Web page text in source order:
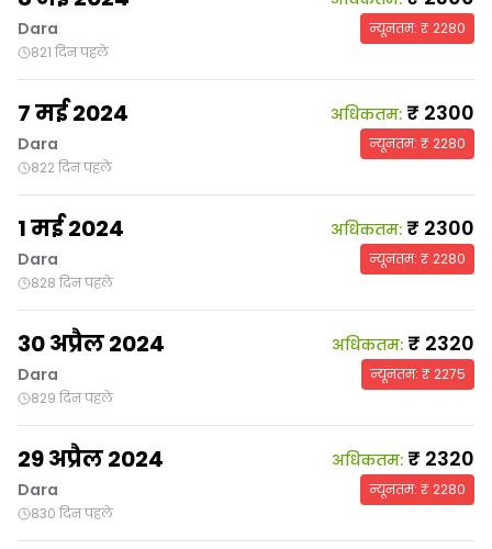
Dara
821 दिन पहले
न्यूनतम: ₹2280
7 मई 2024
Dara
822 दिन पहले
अधिकतम: ₹ 2300
न्यूनतम: ₹2280
1 मई 2024
Dara
828 दिन पहले
अधिकतम: ₹ 2300
न्यूनतम: ₹2280
30 अप्रैल 2024
Dara
829 दिन पहले
अधिकतम: ₹ 2320
न्यूनतम: ₹2275
29 अप्रैल 2024
Dara
830 दिन पहले
अधिकतम: ₹ 2320
न्यूनतम: ₹2280